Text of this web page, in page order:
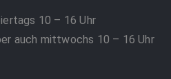
10 – 16 Uhr
auch mittwochs 10 – 16 Uhr